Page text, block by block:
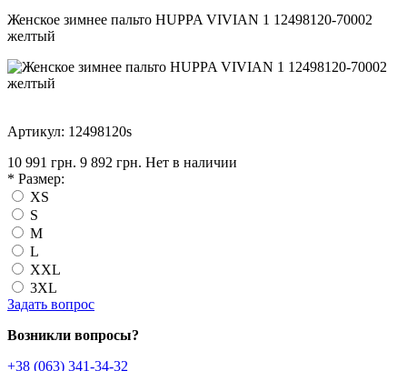
Женское зимнее пальто HUPPA VIVIAN 1 12498120-70002
желтый
Артикул: 12498120s
10 991 грн. 9 892 грн. Нет в наличии
* Размер:
XS
S
M
L
XXL
3XL
Задать вопрос
Возникли вопросы?
+38 (063) 341-34-32